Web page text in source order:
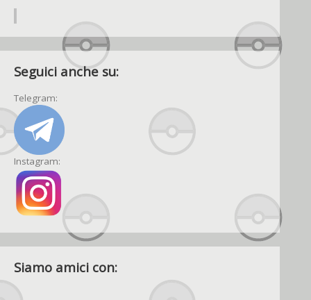
Seguici anche su:
Telegram:
Instagram:
Siamo amici con: